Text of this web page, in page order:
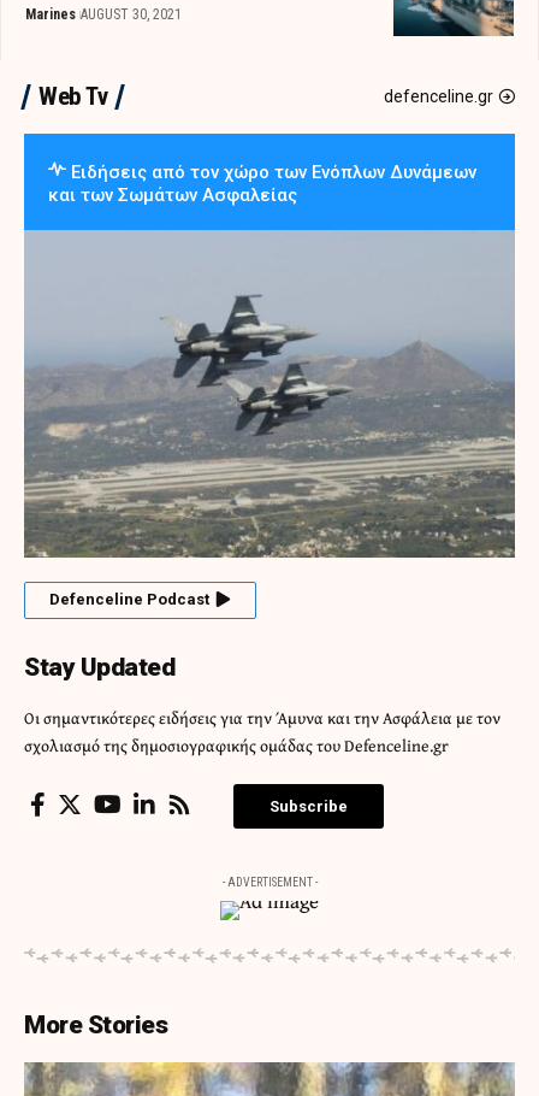
Marines AUGUST 30, 2021
Web Tv defenceline.gr
Ειδήσεις από τον χώρο των Ενόπλων Δυνάμεων
και των Σωμάτων Ασφαλείας
Defenceline Podcast
Stay Updated
Οι σημαντικότερες ειδήσεις για την Άμυνα και την Ασφάλεια με τον
σχολιασμό της δημοσιογραφικής ομάδας του Defenceline.gr
Subscribe
- ADVERTISEMENT -
More Stories